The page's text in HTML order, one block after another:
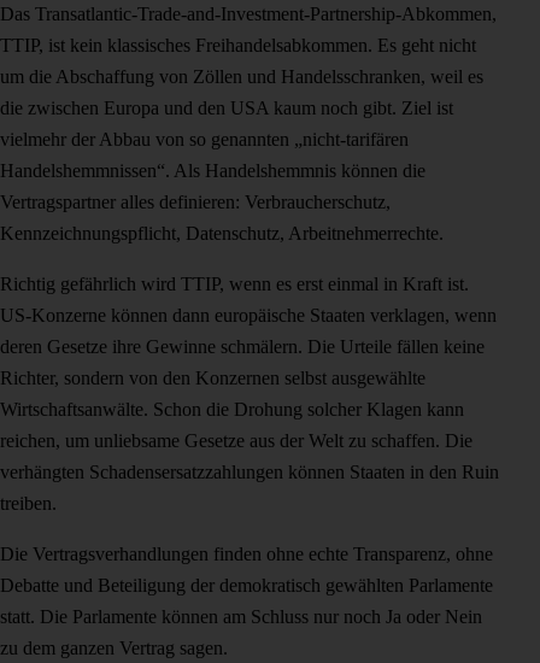
Das Transatlantic-Trade-and-Investment-Partnership-Abkommen,
TTIP, ist kein klassisches Freihandelsabkommen. Es geht nicht
um die Abschaffung von Zöllen und Handelsschranken, weil es
die zwischen Europa und den USA kaum noch gibt. Ziel ist
vielmehr der Abbau von so genannten „nicht-tarifären
Handelshemmnissen“. Als Handelshemmnis können die
Vertragspartner alles definieren: Verbraucherschutz,
Kennzeichnungspflicht, Datenschutz, Arbeitnehmerrechte.
Richtig gefährlich wird TTIP, wenn es erst einmal in Kraft ist.
US-Konzerne können dann europäische Staaten verklagen, wenn
deren Gesetze ihre Gewinne schmälern. Die Urteile fällen keine
Richter, sondern von den Konzernen selbst ausgewählte
Wirtschaftsanwälte. Schon die Drohung solcher Klagen kann
reichen, um unliebsame Gesetze aus der Welt zu schaffen. Die
verhängten Schadensersatzzahlungen können Staaten in den Ruin
treiben.
Die Vertragsverhandlungen finden ohne echte Transparenz, ohne
Debatte und Beteiligung der demokratisch gewählten Parlamente
statt. Die Parlamente können am Schluss nur noch Ja oder Nein
zu dem ganzen Vertrag sagen.